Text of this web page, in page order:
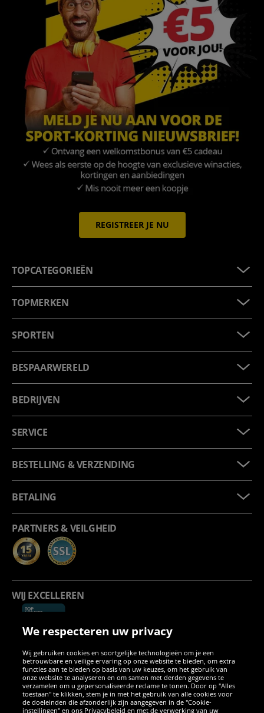
REGISTREER JE NU
TOPCATEGORIEËN
TOPMERKEN
SPORTEN
BESPAARWERELD
BEDRIJVEN
SERVICE
BESTELLING & VERZENDING
BETALING
PARTNERS & VEILGHEID
WIJ EXCELLEREN
SOCIALE MEDIA
We respecteren uw privacy
Wij gebruiken cookies en soortgelijke technologieën om je een
betrouwbare en veilige ervaring op onze website te bieden, om extra
functies aan te bieden op basis van uw keuzes, om het gebruik van
onze website te analyseren en om samen met derden gegevens te
verzamelen om u gepersonaliseerde reclame te tonen. Door op "Alles
toestaan" te klikken, stem je in met het gebruik van alle cookies voor
de doeleinden die afzonderlijk zijn aangegeven in de "Cookie-
instellingen" en ons Privacybeleid en met de verwerking van uw